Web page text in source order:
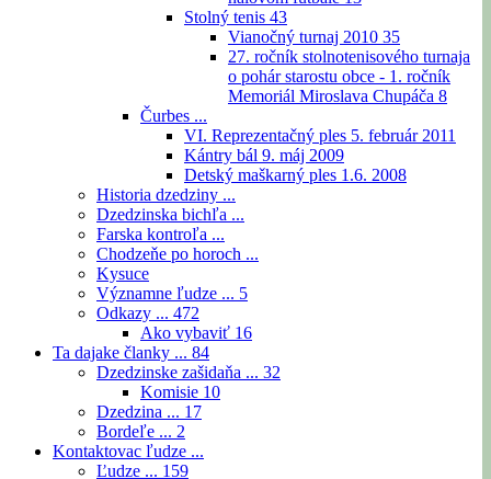
Stolný tenis 43
Vianočný turnaj 2010 35
27. ročník stolnotenisového turnaja
o pohár starostu obce - 1. ročník
Memoriál Miroslava Chupáča 8
Čurbes ...
VI. Reprezentačný ples 5. február 2011
Kántry bál 9. máj 2009
Detský maškarný ples 1.6. 2008
Historia dzedziny ...
Dzedzinska bichľa ...
Farska kontroľa ...
Chodzeňe po horoch ...
Kysuce
Významne ľudze ... 5
Odkazy ... 472
Ako vybaviť 16
Ta dajake članky ... 84
Dzedzinske zašidaňa ... 32
Komisie 10
Dzedzina ... 17
Bordeľe ... 2
Kontaktovac ľudze ...
Ľudze ... 159